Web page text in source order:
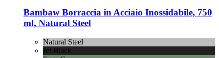
Bambaw Borraccia in Acciaio Inossidabile, 750
ml, Natural Steel
Natural Steel
Jet Black